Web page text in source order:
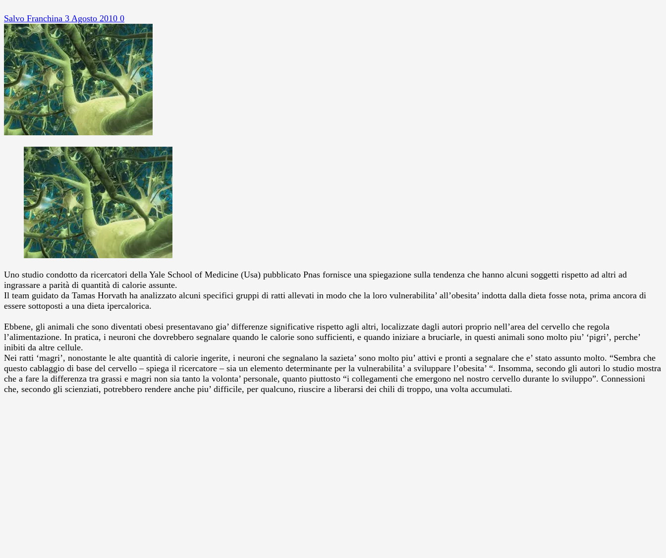
Salvo Franchina 3 Agosto 2010 0
Uno studio condotto da ricercatori della Yale School of Medicine (Usa) pubblicato Pnas fornisce una spiegazione sulla tendenza che hanno alcuni soggetti rispetto ad altri ad
ingrassare a parità di quantità di calorie assunte.
Il team guidato da Tamas Horvath ha analizzato alcuni specifici gruppi di ratti allevati in modo che la loro vulnerabilita’ all’obesita’ indotta dalla dieta fosse nota, prima ancora di
essere sottoposti a una dieta ipercalorica.
Ebbene, gli animali che sono diventati obesi presentavano gia’ differenze significative rispetto agli altri, localizzate dagli autori proprio nell’area del cervello che regola
l’alimentazione. In pratica, i neuroni che dovrebbero segnalare quando le calorie sono sufficienti, e quando iniziare a bruciarle, in questi animali sono molto piu’ ‘pigri’, perche’
inibiti da altre cellule.
Nei ratti ‘magri’, nonostante le alte quantità di calorie ingerite, i neuroni che segnalano la sazieta’ sono molto piu’ attivi e pronti a segnalare che e’ stato assunto molto. “Sembra che
questo cablaggio di base del cervello – spiega il ricercatore – sia un elemento determinante per la vulnerabilita’ a sviluppare l’obesita’ “. Insomma, secondo gli autori lo studio mostra
che a fare la differenza tra grassi e magri non sia tanto la volonta’ personale, quanto piuttosto “i collegamenti che emergono nel nostro cervello durante lo sviluppo”. Connessioni
che, secondo gli scienziati, potrebbero rendere anche piu’ difficile, per qualcuno, riuscire a liberarsi dei chili di troppo, una volta accumulati.